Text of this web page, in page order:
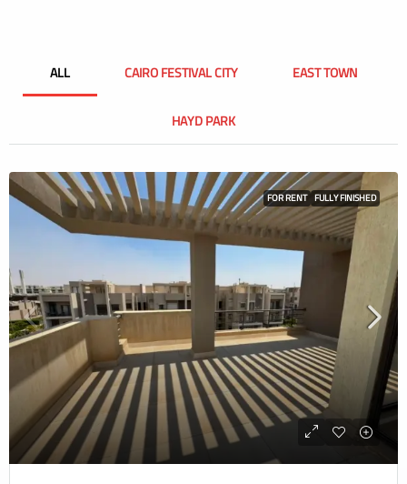
ALL CAIRO FESTIVAL CITY EAST TOWN
HAYD PARK
FOR RENT FULLY FINISHED